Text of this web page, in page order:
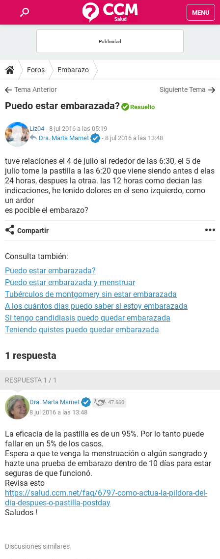
MENU
FOROS
SALUD
NUTRICIÓN
BIENESTAR
SEXUALIDAD
GLOSARIO
Foros Embarazo
Tema Anterior Siguiente Tema
Puedo estar embarazada? Resuelto
Liz04 - 8 jul 2016 a las 05:19
Dra. Marta Marnet
- 8 jul 2016 a las 13:48
tuve relaciones el 4 de julio al rededor de las 6:30, el 5 de
julio tome la pastilla a las 6:20 que viene siendo antes d elas
24 horas, despues la otraa. las 12 horas como decian las
indicaciones, he tenido dolores en el seno izquierdo, como
un ardor
es pocible el embarazo?
Compartir
Consulta también:
Puedo estar embarazada?
Puedo estar embarazada y menstruar
Tubérculos de montgomery sin estar embarazada
A los cuántos dias puedo saber si estoy embarazada
Si tengo candidiasis puedo quedar embarazada
Teniendo quistes puedo quedar embarazada
1 respuesta
RESPUESTA 1 / 1
Dra. Marta Marnet 47.660
8 jul 2016 a las 13:48
La eficacia de la pastilla es de un 95%. Por lo tanto puede
fallar en un 5% de los casos.
Espera a que te venga la menstruación o algún sangrado y
hazte una prueba de embarazo dentro de 10 días para estar
seguras de que funcionó.
Revisa esto
https://salud.ccm.net/faq/6797-como-actua-la-pildora-del-
dia-despues-o-pastilla-postday
Saludos !
Discusiones similares